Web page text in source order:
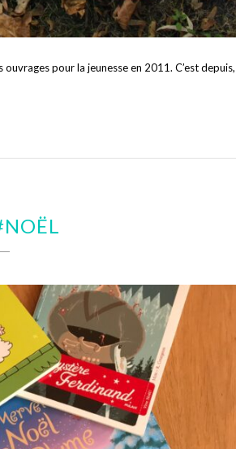
pour la jeunesse en 2011. C’est